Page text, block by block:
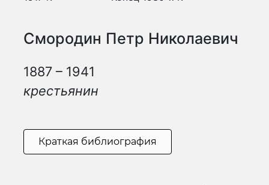
Смородин Петр Николаевич
1887 – 1941
крестьянин
Краткая библиография